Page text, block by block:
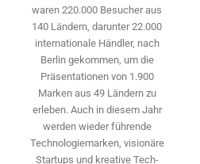
waren 220.000 Besucher aus
140 ­Ländern, ­darunter 22.000
internationale Händler, nach
Berlin gekommen, um die
Präsen­tationen von 1.900
Marken aus 49 Ländern zu
erleben. Auch in diesem Jahr
werden wieder führende
Technologiemarken, visionäre
Startups und ­kreative Tech-